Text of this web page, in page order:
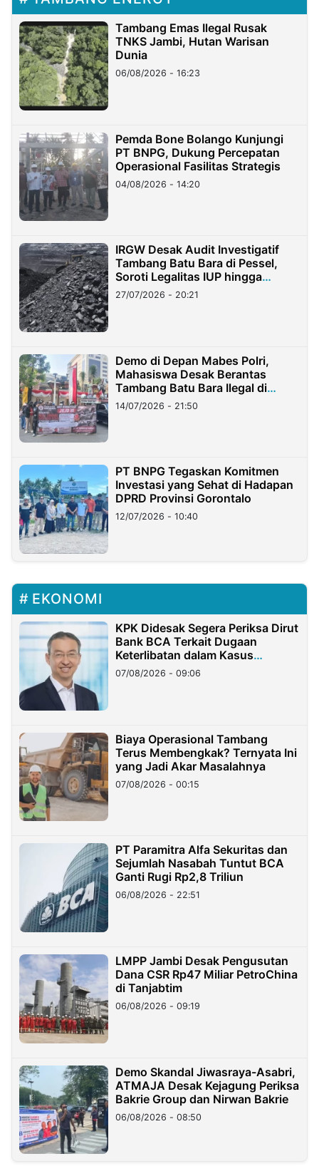
Tambang Emas Ilegal Rusak
TNKS Jambi, Hutan Warisan
Dunia
06/08/2026 - 16:23
Pemda Bone Bolango Kunjungi
PT BNPG, Dukung Percepatan
Operasional Fasilitas Strategis
04/08/2026 - 14:20
IRGW Desak Audit Investigatif
Tambang Batu Bara di Pessel,
Soroti Legalitas IUP hingga
Stockpile
27/07/2026 - 20:21
Demo di Depan Mabes Polri,
Mahasiswa Desak Berantas
Tambang Batu Bara Ilegal di
Lampung
14/07/2026 - 21:50
PT BNPG Tegaskan Komitmen
Investasi yang Sehat di Hadapan
DPRD Provinsi Gorontalo
12/07/2026 - 10:40
EKONOMI
KPK Didesak Segera Periksa Dirut
Bank BCA Terkait Dugaan
Keterlibatan dalam Kasus
Hilangnya Dana Nasabah Rp2,58
Miliar
07/08/2026 - 09:06
Biaya Operasional Tambang
Terus Membengkak? Ternyata Ini
yang Jadi Akar Masalahnya
07/08/2026 - 00:15
PT Paramitra Alfa Sekuritas dan
Sejumlah Nasabah Tuntut BCA
Ganti Rugi Rp2,8 Triliun
06/08/2026 - 22:51
LMPP Jambi Desak Pengusutan
Dana CSR Rp47 Miliar PetroChina
di Tanjabtim
06/08/2026 - 09:19
Demo Skandal Jiwasraya-Asabri,
ATMAJA Desak Kejagung Periksa
Bakrie Group dan Nirwan Bakrie
06/08/2026 - 08:50